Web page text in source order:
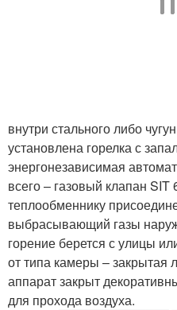
внутри стального либо
установлена горелка с
энергонезависимая
всего – газовый клапан SIT
теплообменнику
выбрасывающий газы
горение берется с улицы
от типа камеры – закрытая
аппарат закрыт
для прохода воздуха.